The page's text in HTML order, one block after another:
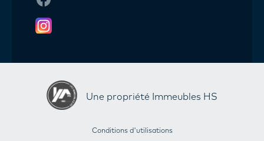
Une propriété Immeubles HS
Conditions d'utilisations